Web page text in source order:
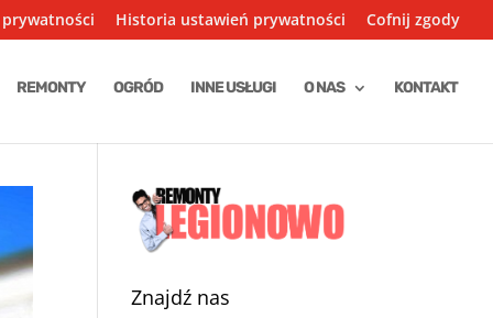
Historia ustawień prywatności Cofnij zgody
REMONTY OGRÓD INNE USŁUGI O NAS KONTAKT
Znajdź nas